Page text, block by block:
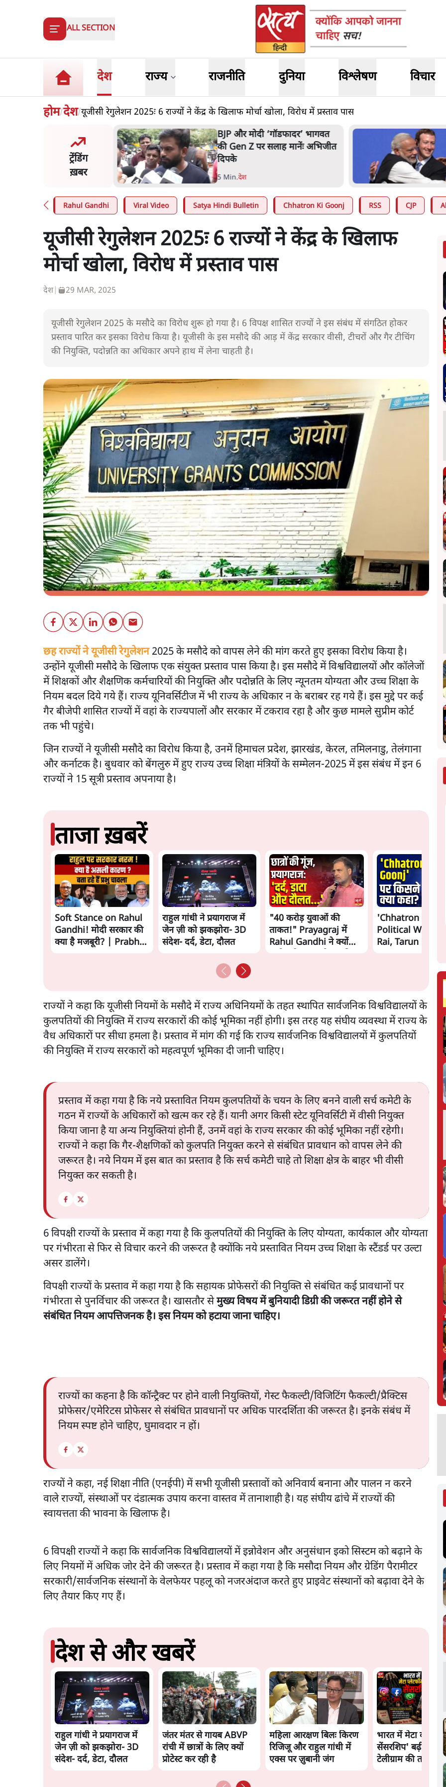
ALL SECTION
देश राज्य राजनीति दुनिया विश्लेषण विचार
होम/देश/यूजीसी रेगुलेशन 2025ः 6 राज्यों ने केंद्र के खिलाफ मोर्चा खोला, विरोध में प्रस्ताव पास
ट्रेंडिंग
ख़बर
में काला नहीं, पूरी दाल ही
वाहनों को बरबाद कर रहा है
BJP और मोदी ‘गॉडफादर’ भागवत
की Gen Z पर सलाह मानेंः अभिजीत
दिपके
5 Min.देश
Rahul Gandhi Viral Video Satya Hindi Bulletin Chhatron Ki Goonj RSS CJP
यूजीसी रेगुलेशन 2025ः 6 राज्यों ने केंद्र के खिलाफ
मोर्चा खोला, विरोध में प्रस्ताव पास
देश 29 MAR, 2025
यूजीसी रेगुलेशन 2025 के मसौदे का विरोध शुरू हो गया है। 6 विपक्ष शासित राज्यों ने इस संबंध में संगठित होकर
प्रस्ताव पारित कर इसका विरोध किया है। यूजीसी के इस मसौदे की आड़ में केंद्र सरकार वीसी, टीचरों और गैर टीचिंग
की नियुक्ति, पदोन्नति का अधिकार अपने हाथ में लेना चाहती है।
छह राज्यों ने यूजीसी रेगुलेशन2025 के मसौदे को वापस लेने की मांग करते हुए इसका विरोध किया है।
उन्होंने यूजीसी मसौदे के खिलाफ एक संयुक्त प्रस्ताव पास किया है। इस मसौदे में विश्वविद्यालयों और कॉलेजों
में शिक्षकों और शैक्षणिक कर्मचारियों की नियुक्ति और पदोन्नति के लिए न्यूनतम योग्यता और उच्च शिक्षा के
नियम बदल दिये गये हैं। राज्य यूनिवर्सिटीज में भी राज्य के अधिकार न के बराबर रह गये हैं। इस मुद्दे पर कई
गैर बीजेपी शासित राज्यों में वहां के राज्यपालों और सरकार में टकराव रहा है और कुछ मामले सुप्रीम कोर्ट
तक भी पहुंचे।
जिन राज्यों ने यूजीसी मसौदे का विरोध किया है, उनमें हिमाचल प्रदेश, झारखंड, केरल, तमिलनाडु, तेलंगाना
और कर्नाटक है। बुधवार को बेंगलुरु में हुए राज्य उच्च शिक्षा मंत्रियों के सम्मेलन-2025 में इस संबंध में इन 6
राज्यों ने 15 सूत्री प्रस्ताव अपनाया है।
ताजा ख़बरें
Soft Stance on Rahul
Gandhi! मोदी सरकार की
क्या है मजबूरी? | Prabhu
राहुल गांधी ने प्रयागराज में
जेन ज़ी को झकझोरा- 3D
संदेश- दर्द, डेटा, दौलत
"40 करोड़ युवाओं की
ताकत!" Prayagraj में
Rahul Gandhi ने क्यों
'Chhatron Ki
Political War!
Rai, Tarun Chugh
राज्यों ने कहा कि यूजीसी नियमों के मसौदे में राज्य अधिनियमों के तहत स्थापित सार्वजनिक विश्वविद्यालयों के
कुलपतियों की नियुक्ति में राज्य सरकारों की कोई भूमिका नहीं होगी। इस तरह यह संघीय व्यवस्था में राज्य के
वैध अधिकारों पर सीधा हमला है। प्रस्ताव में मांग की गई कि राज्य सार्वजनिक विश्वविद्यालयों में कुलपतियों
की नियुक्ति में राज्य सरकारों को महत्वपूर्ण भूमिका दी जानी चाहिए।
प्रस्ताव में कहा गया है कि नये प्रस्तावित नियम कुलपतियों के चयन के लिए बनने वाली सर्च कमेटी के
गठन में राज्यों के अधिकारों को खत्म कर रहे हैं। यानी अगर किसी स्टेट यूनिवर्सिटी में वीसी नियुक्त
किया जाना है या अन्य नियुक्तियां होनी हैं, उनमें वहां के राज्य सरकार की कोई भूमिका नहीं रहेगी।
राज्यों ने कहा कि गैर-शैक्षणिकों को कुलपति नियुक्त करने से संबंधित प्रावधान को वापस लेने की
जरूरत है। नये नियम में इस बात का प्रस्ताव है कि सर्च कमेटी चाहे तो शिक्षा क्षेत्र के बाहर भी वीसी
नियुक्त कर सकती है।
6 विपक्षी राज्यों के प्रस्ताव में कहा गया है कि कुलपतियों की नियुक्ति के लिए योग्यता, कार्यकाल और योग्यता
पर गंभीरता से फिर से विचार करने की जरूरत है क्योंकि नये प्रस्तावित नियम उच्च शिक्षा के स्टैंडर्ड पर उल्टा
असर डालेंगे।
विपक्षी राज्यों के प्रस्ताव में कहा गया है कि सहायक प्रोफेसरों की नियुक्ति से संबंधित कई प्रावधानों पर
गंभीरता से पुनर्विचार की जरूरत है। खासतौर सेमुख्य विषय में बुनियादी डिग्री की जरूरत नहीं होने से
संबंधित नियम आपत्तिजनक है। इस नियम को हटाया जाना चाहिए।
राज्यों का कहना है कि कॉन्ट्रैक्ट पर होने वाली नियुक्तियों, गेस्ट फैकल्टी/विजिटिंग फैकल्टी/प्रैक्टिस
प्रोफेसर/एमेरिटस प्रोफेसर से संबंधित प्रावधानों पर अधिक पारदर्शिता की जरूरत है। इनके संबंध में
नियम स्पष्ट होने चाहिए, घुमावदार न हों।
राज्यों ने कहा, नई शिक्षा नीति (एनईपी) में सभी यूजीसी प्रस्तावों को अनिवार्य बनाना और पालन न करने
वाले राज्यों, संस्थाओं पर दंडात्मक उपाय करना वास्तव में तानाशाही है। यह संघीय ढांचे में राज्यों की
स्वायत्तता की भावना के खिलाफ है।
6 विपक्षी राज्यों ने कहा कि सार्वजनिक विश्वविद्यालयों में इन्नोवेशन और अनुसंधान इको सिस्टम को बढ़ाने के
लिए नियमों में अधिक जोर देने की जरूरत है। प्रस्ताव में कहा गया है कि मसौदा नियम और ग्रेडिंग पैरामीटर
सरकारी/सार्वजनिक संस्थानों के वेलफेयर पहलू को नजरअंदाज करते हुए प्राइवेट संस्थानों को बढ़ावा देने के
लिए तैयार किए गए हैं।
देश से और खबरें
राहुल गांधी ने प्रयागराज में
जेन ज़ी को झकझोरा- 3D
संदेश- दर्द, डेटा, दौलत
जंतर मंतर से गायब ABVP
रांची में छात्रों के लिए क्यों
प्रोटेस्ट कर रही है
महिला आरक्षण बिलः किरण
रिजिजू और राहुल गांधी में
एक्स पर ज़ुबानी जंग
भारत में मेटा की
सेंसरशिप' बढ़ी,
टेलीग्राम की तरफ मुड़े